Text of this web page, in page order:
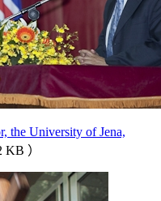
the University of Jena,
KB ）